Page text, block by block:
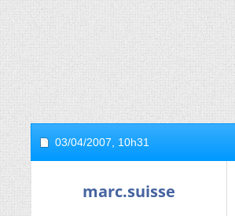
03/04/2007, 10h31
marc.suisse